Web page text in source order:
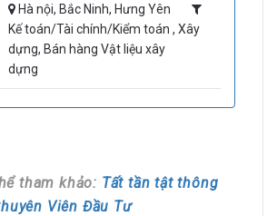
Hà nội, Bắc Ninh, Hưng Yên
Kế toán/Tài chính/Kiểm toán , Xây
dựng, Bán hàng Vật liệu xây
dựng
tham khảo: Tất tần tật thông
Viên Đầu Tư